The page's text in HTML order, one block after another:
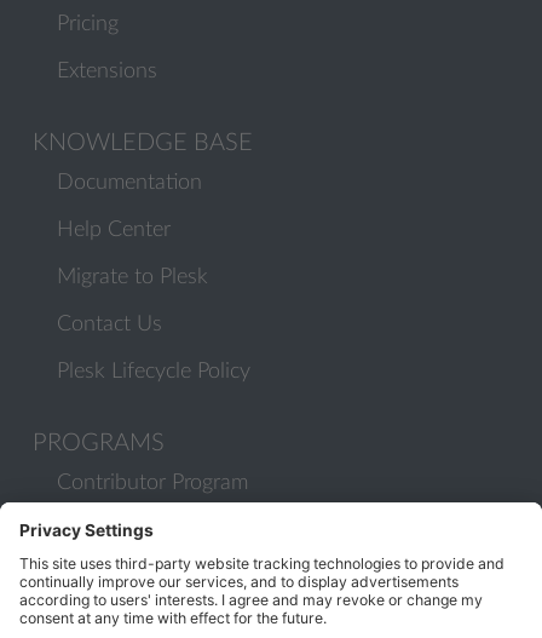
Pricing
Extensions
KNOWLEDGE BASE
Documentation
Help Center
Migrate to Plesk
Contact Us
Plesk Lifecycle Policy
PROGRAMS
Contributor Program
Partner Program
COMMUNITY